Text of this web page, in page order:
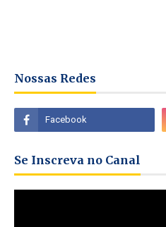
Nossas Redes
Se Inscreva no Canal